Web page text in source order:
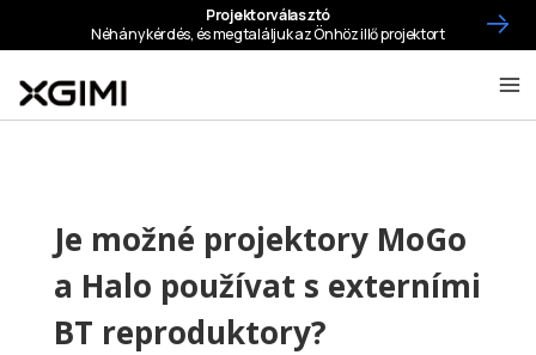
Je možné projektory MoGo
a Halo používat s externími
BT reproduktory?